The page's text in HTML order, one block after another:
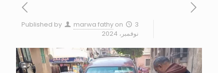
Published by marwa fathy on
3
نوفمبر، 2024